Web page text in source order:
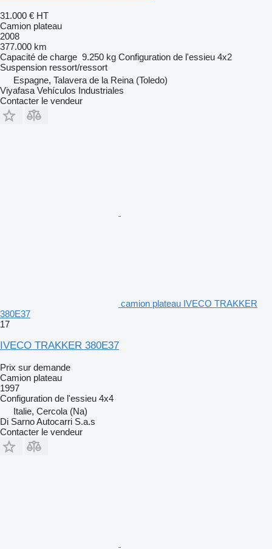
31.000 € HT
Camion plateau
2008
377.000 km
Capacité de charge 9.250 kg Configuration de l'essieu 4x2
Suspension ressort/ressort
Espagne, Talavera de la Reina (Toledo)
Viyafasa Vehículos Industriales
Contacter le vendeur
camion plateau IVECO TRAKKER
380E37
17
IVECO TRAKKER 380E37
Prix sur demande
Camion plateau
1997
Configuration de l'essieu 4x4
Italie, Cercola (Na)
Di Sarno Autocarri S.a.s
Contacter le vendeur